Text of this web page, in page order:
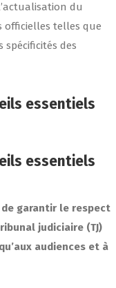
du
officielles telles que
des
essentiels
essentiels
garantir le respect
judiciaire (TJ)
audiences et à